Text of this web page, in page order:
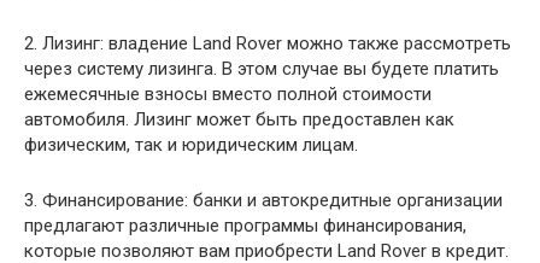
2. Лизинг: владение Land Rover можно также рассмотреть
через систему лизинга. В этом случае вы будете платить
ежемесячные взносы вместо полной стоимости
автомобиля. Лизинг может быть предоставлен как
физическим, так и юридическим лицам.
3. Финансирование: банки и автокредитные организации
предлагают различные программы финансирования,
которые позволяют вам приобрести Land Rover в кредит.